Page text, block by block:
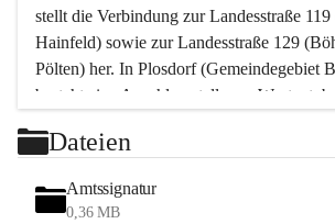
stellt die Verbindung zur Landesstraße
Hainfeld) sowie zur Landesstraße 129
Pölten) her. In Plosdorf (Gemeindegebiet
besteht eine Anschlussstelle zur
Wien erreicht man in ca. 45 Minuten.
Stössing zählt noch zum
zum Naherholungsraum St. Pölten. Viele
Dateien
Amtssignatur
0,36 MB